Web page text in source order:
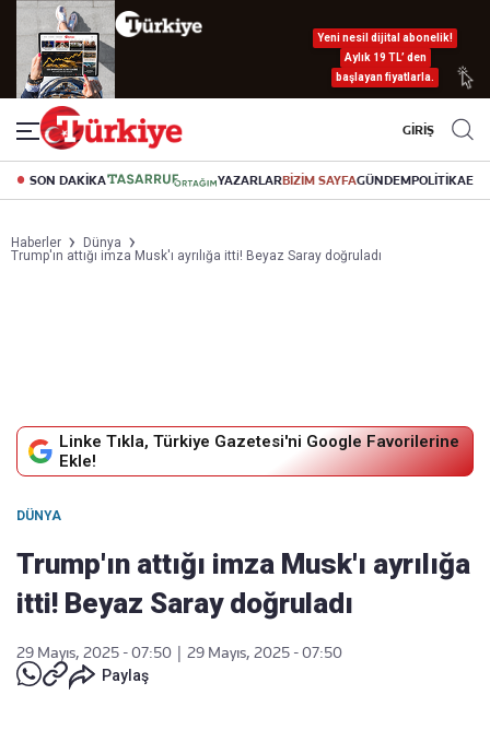
Yeni nesil dijital abonelik!
Aylık 19 TL’ den
başlayan fiyatlarla.
GİRİŞ
SON DAKİKA YAZARLARBİZİM SAYFAGÜNDEMPOLİTİKA
Haberler
Dünya
Trump'ın attığı imza Musk'ı ayrılığa itti! Beyaz Saray doğruladı
Linke Tıkla, Türkiye Gazetesi'ni Google Favorilerine
Ekle!
DÜNYA
Trump'ın attığı imza Musk'ı ayrılığa
itti! Beyaz Saray doğruladı
29 Mayıs, 2025 - 07:50
29 Mayıs, 2025 - 07:50
Paylaş